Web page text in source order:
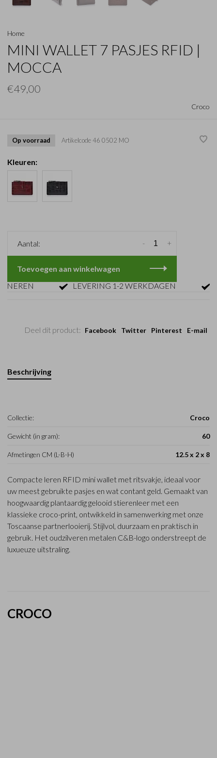
Home
MINI WALLET 7 PASJES RFID |
MOCCA
€49,00
Croco
Op voorraad Artikelcode46 0502 MO
Kleuren:
Aantal: +
-
Toevoegen aan winkelwagen
LEVERING 1-2 WERKDAGEN
Deel dit product: Facebook Twitter Pinterest E-mail
Beschrijving
Collectie: Croco
Gewicht (in gram): 60
Afmetingen CM (L-B-H) 12.5 x 2 x 8
Compacte leren RFID mini wallet met ritsvakje, ideaal voor
uw meest gebruikte pasjes en wat contant geld. Gemaakt van
hoogwaardig plantaardig gelooid stierenleer met een
klassieke croco-print, ontwikkeld in samenwerking met onze
Toscaanse partnerlooierij. Stijlvol, duurzaam en praktisch in
gebruik. Het oudzilveren metalen C&B-logo onderstreept de
luxueuze uitstraling.
CROCO